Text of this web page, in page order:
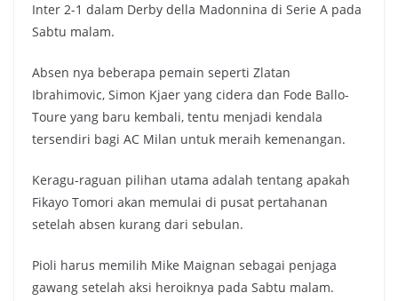
Inter 2-1 dalam Derby della Madonnina di Serie A pada
Sabtu malam.
Absen nya beberapa pemain seperti Zlatan
Ibrahimovic, Simon Kjaer yang cidera dan Fode Ballo-
Toure yang baru kembali, tentu menjadi kendala
tersendiri bagi AC Milan untuk meraih kemenangan.
Keragu-raguan pilihan utama adalah tentang apakah
Fikayo Tomori akan memulai di pusat pertahanan
setelah absen kurang dari sebulan.
Pioli harus memilih Mike Maignan sebagai penjaga
gawang setelah aksi heroiknya pada Sabtu malam.